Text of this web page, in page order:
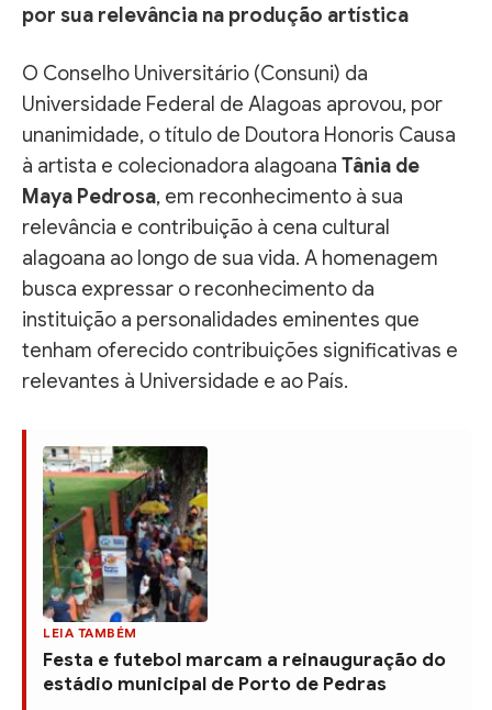
por sua relevância na produção artística
O Conselho Universitário (Consuni) da
Universidade Federal de Alagoas aprovou, por
unanimidade, o título de Doutora Honoris Causa
à artista e colecionadora alagoana Tânia de
Maya Pedrosa, em reconhecimento à sua
relevância e contribuição à cena cultural
alagoana ao longo de sua vida. A homenagem
busca expressar o reconhecimento da
instituição a personalidades eminentes que
tenham oferecido contribuições significativas e
relevantes à Universidade e ao País.
LEIA TAMBÉM
Festa e futebol marcam a reinauguração do
estádio municipal de Porto de Pedras